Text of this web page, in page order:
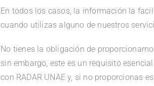
En todos los casos, la información la
cuando utilizas alguno de nuestros
No tienes la obligación de
sin embargo, este es un requisito
con RADAR UNAE y, si no proporcionas